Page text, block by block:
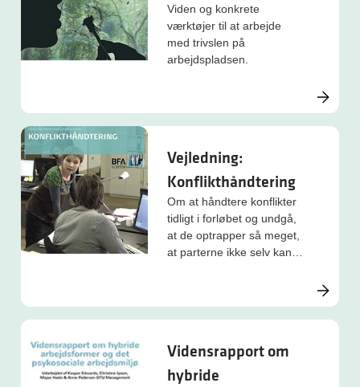
Viden og konkrete
værktøjer til at arbejde
med trivslen på
arbejdspladsen.
Vejledning:
Konflikthåndtering
Om at håndtere konflikter
tidligt i forløbet og undgå,
at de optrapper så meget,
at parterne ikke selv kan
Vidensrapport om
hybride